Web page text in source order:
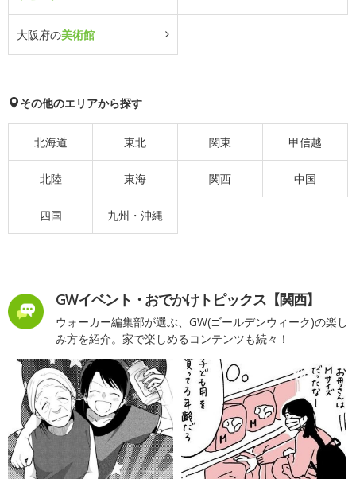
大阪府の美術館
その他のエリアから探す
北海道 東北 関東 甲信越
北陸 東海 関西 中国
四国 九州・沖縄
GWイベント・おでかけトピックス【関西】
ウォーカー編集部が選ぶ、GW(ゴールデンウィーク)の楽し
み方を紹介。家で楽しめるコンテンツも続々！